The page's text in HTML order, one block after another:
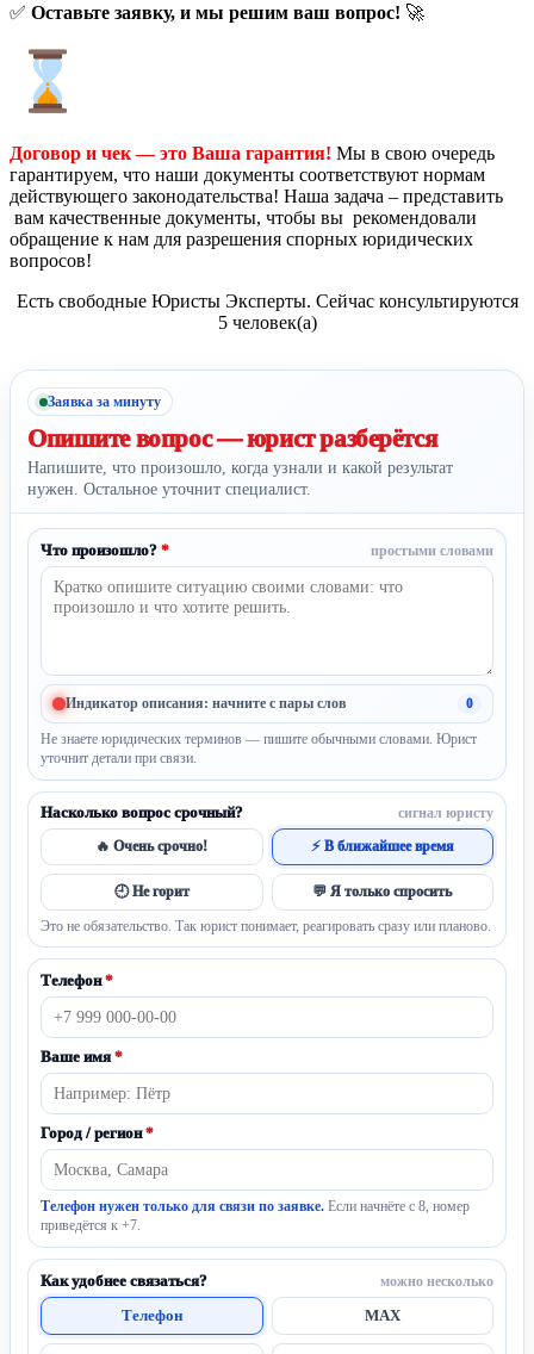
✅ Оставьте заявку, и мы решим ваш вопрос! 🚀
Договор и чек — это Ваша гарантия! Мы в свою очередь
гарантируем, что наши документы соответствуют нормам
действующего законодательства! Наша задача – представить
вам качественные документы, чтобы вы рекомендовали
обращение к нам для разрешения спорных юридических
вопросов!
Есть свободные Юристы Эксперты. Сейчас консультируются
5 человек(а)
Заявка за минуту
Опишите вопрос —юрист разберётся
Напишите, что произошло, когда узнали и какой результат
нужен. Остальное уточнит специалист.
Что произошло? * простыми словами
Индикатор описания: начните с пары слов 0
Не знаете юридических терминов — пишите обычными словами. Юрист
уточнит детали при связи.
Насколько вопрос срочный? сигнал юристу
🔥 Очень срочно! ⚡ В ближайшее время
🕘 Не горит 💬 Я только спросить
Это не обязательство. Так юрист понимает, реагировать сразу или планово.
Телефон*
Ваше имя*
Город / регион*
Телефон нужен только для связи по заявке. Если начнёте с 8, номер
приведётся к +7.
Как удобнее связаться? можно несколько
Телефон MAX